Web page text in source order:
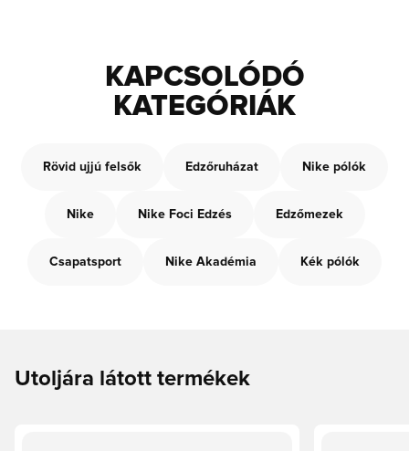
KAPCSOLÓDÓ
KATEGÓRIÁK
Rövid ujjú felsők Edzőruházat Nike pólók
Nike Nike Foci Edzés Edzőmezek
Csapatsport Nike Akadémia Kék pólók
Utoljára látott termékek